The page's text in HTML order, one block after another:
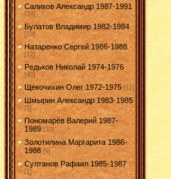
Саликов Александр 1987-1991
[33]
Булатов Владимир 1982-1984
[19]
Назаренко Сергей 1986-1988
[12]
Редьков Николай 1974-1976
[48]
Щекочихин Олег 1972-1975 [11]
Шмырин Александр 1983-1985
[5]
Пономарёв Валерий 1987-
1989 [32]
Золотилина Маргарита 1986-
1988 [9]
Султанов Рафаил 1985-1987
[1]